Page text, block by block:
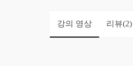
강의 영상 리뷰(2)